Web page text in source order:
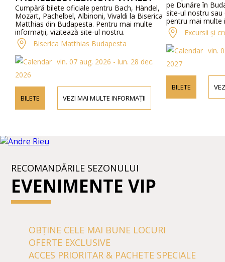
Cumpără bilete oficiale pentru Bach, Händel,
Mozart, Pachelbel, Albinoni, Vivaldi la Biserica
Matthias din Budapesta. Pentru mai multe
informații, vizitează site-ul nostru.
Biserica Matthias Budapesta
vin. 07 aug. 2026 - lun. 28 dec.
2026
BILETE VEZI MAI MULTE INFORMAȚII
pe Dunăre în
site-ul nostru
pentru mai multe
detalii despre
Excursii și
vin.
2027
BILETE
RECOMANDĂRILE SEZONULUI
EVENIMENTE VIP
OBȚINE CELE MAI BUNE LOCURI
OFERTE EXCLUSIVE
ACCES PRIORITAR & PACHETE SPECIALE